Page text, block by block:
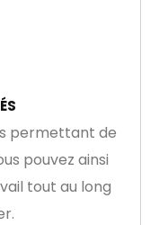
permettant de
pouvez ainsi
tout au long